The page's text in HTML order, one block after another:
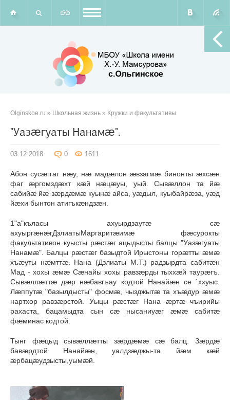
Olginskoe.ru » Школьная жизнь » Кружки и факультативы
"Уазæгуаты Нанамæ".
03.12.2018 0 1611
Абон сусæггаг нæу, нæ мадæлон æвзагмæ бинонты æхсæн
фаг æргомздæхт кæй нæцæуы, уый. Сывæллон та йæ
сабийæ йæ зæрдæмæ куынæ айса, уæдыл, куыбайрæза, уæд
йæхи бынтон атигъкæндзæн.
1"а"къласы ахуырдзаутæ сæ
ахуыргæнæгДзлиатыМаргаритæимæ фæсурокты
факультативон куысты рæстæг ацыдысты балцы "Уазæгуаты
Нанамæ". Балцы рæстæг базыдтой Ирыстоны горæтты æмæ
хъæуты нæмттæ. Нана (Дзлиаты М.Т.) радзырдта сабитæн
Мад - хохы æмæ Сæнайы хохы равзæрды тыххæй таурæгъ.
Сывæллæттæ дæр нæбавгъау кодтой Нанайæн се `ххуыс.
Лæппутæ "базылдысты" фосмæ, чызджытæ та хъæдур æмæ
нартхор равзæрстой. Уыцы рæстæг Нана æртæ чъирийы
рахаста, бацамыдта сын сæ нысаниуæг æмæ сабитæ
фæминас кодтой.
Тынг фæцыд сывæллæтты зæрдæмæ сæ балц. Зæрдæ
бавæрдтой Нанайæн, уалдзæджы-та йæм кæй
æрбацæудзысты,уымæй.